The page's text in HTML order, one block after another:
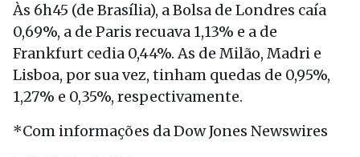
Às 6h45 (de Brasília), a Bolsa de Londres caía
0,69%, a de Paris recuava 1,13% e a de
Frankfurt cedia 0,44%. As de Milão, Madri e
Lisboa, por sua vez, tinham quedas de 0,95%,
1,27% e 0,35%, respectivamente.
*Com informações da Dow Jones Newswires